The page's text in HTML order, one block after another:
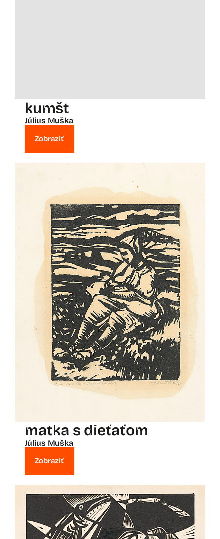
kumšt
Július Muška
Zobraziť
matka s dieťaťom
Július Muška
Zobraziť